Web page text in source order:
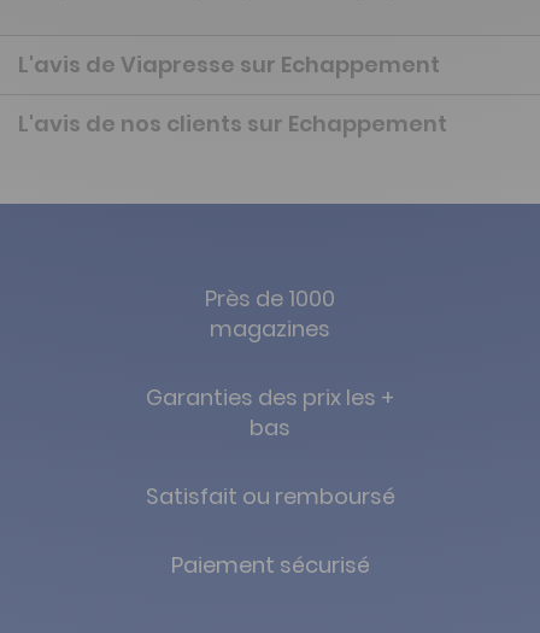
L'avis de Viapresse sur Echappement
L'avis de nos clients sur Echappement
Près de 1000
magazines
Garanties des prix les +
bas
Satisfait ou remboursé
Paiement sécurisé